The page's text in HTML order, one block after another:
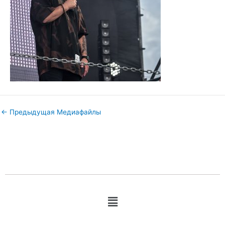
← Предыдущая Медиафайлы
Меню